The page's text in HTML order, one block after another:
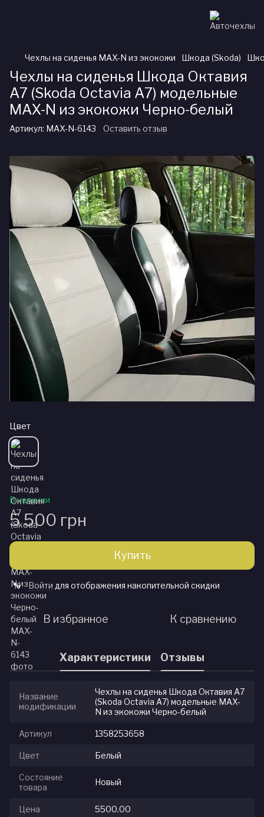
Чехлы на сиденья MAX-N из экокожи Шкода (Skoda)
Чехлы на сиденья Шкода Октавия
А7 (Skoda Octavia A7) модельные
MAX-N из экокожи Черно-белый
Артикул: MAX-N-6143 Оставить отзыв
Цвет
В наличии
5 500 грн
Купить
% Войти для отображения накопительной скидки
В избранное К сравнению
Характеристики Отзывы
Название
модификации
Чехлы на сиденья Шкода Октавия А7
(Skoda Octavia A7) модельные MAX-
N из экокожи Черно-белый
Артикул 1358253658
Цвет Белый
Состояние
товара
Новый
Цена 5500.00